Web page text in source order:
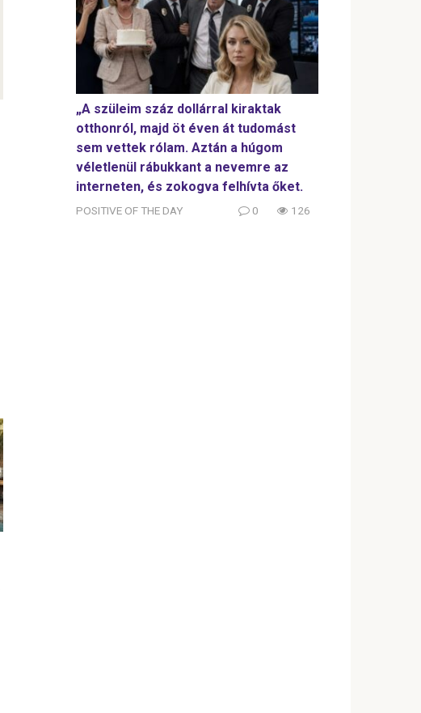
„A szüleim száz dollárral kiraktak
otthonról, majd öt éven át tudomást
sem vettek rólam. Aztán a húgom
véletlenül rábukkant a nevemre az
interneten, és zokogva felhívta őket.
POSITIVE OF THE DAY 0 126